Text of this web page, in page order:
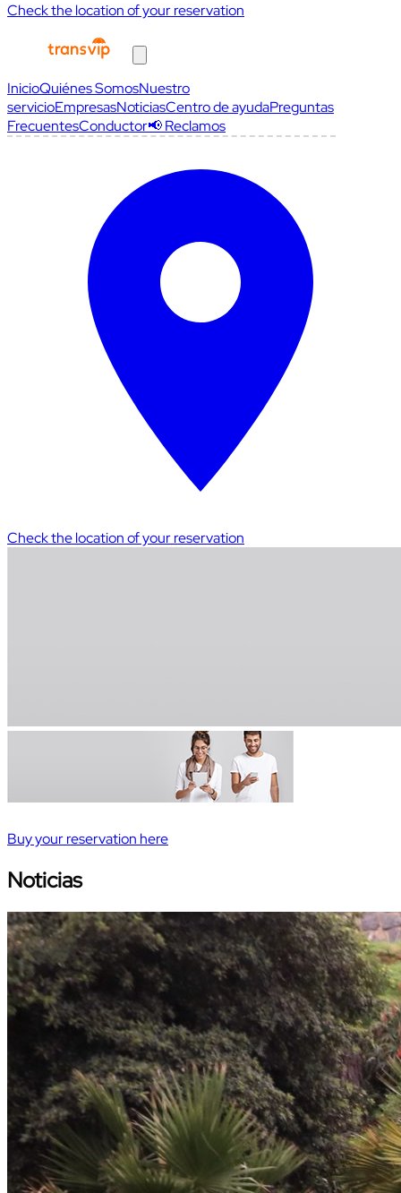
Check the location of your reservation
InicioQuiénes SomosNuestro
servicioEmpresasNoticiasCentro de ayudaPreguntas
FrecuentesConductor📢 Reclamos
Check the location of your reservation
Buy your reservation here
Noticias